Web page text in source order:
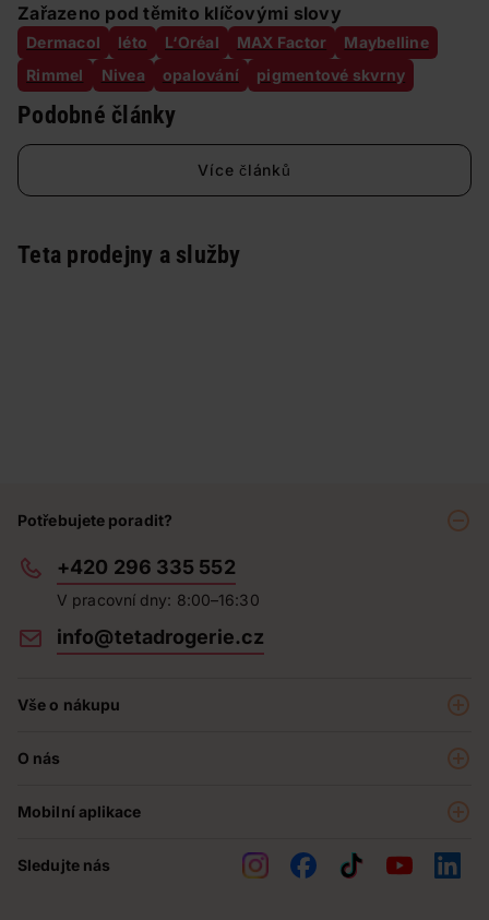
Zařazeno pod těmito klíčovými slovy
Dermacol léto L‘Oréal MAX Factor
Maybelline
Rimmel
Nivea opalování pigmentové skvrny
Podobné články
Více článků
Teta prodejny a služby
Potřebujete poradit?
+420 296 335 552
V pracovní dny: 8:00–16:30
info@tetadrogerie.cz
Vše o nákupu
Prodejny
Obchodní podmínky
O nás
Teta pomáhá
Mobilní aplikace
Sledujte nás